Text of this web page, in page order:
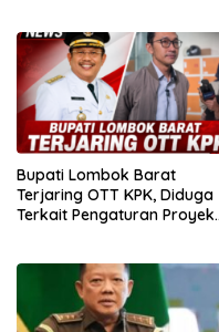
Lapor Polisi
Bupati Lombok Barat
Terjaring OTT KPK, Diduga
Terkait Pengaturan Proyek